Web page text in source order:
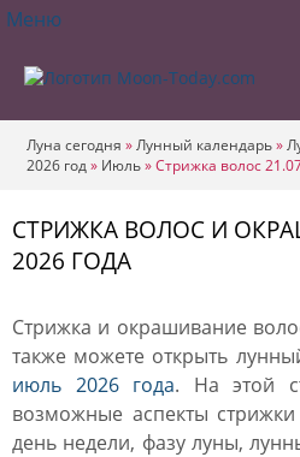
Меню
Луна сегодня »Лунный календарь»
2026 год» Июль»Стрижка волос
СТРИЖКА ВОЛОС И
2026 ГОДА
Стрижка и окрашивание
также можете открыть
июль 2026 года. На этой
возможные аспекты
день недели, фазу луны,